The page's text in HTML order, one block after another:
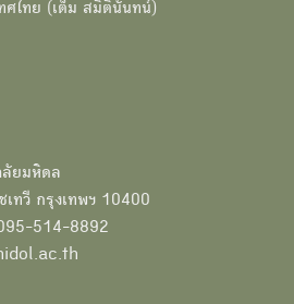
ศไทย (เต็ม สมิตินันทน์)
ลัยมหิดล
ทวี กรุงเทพฯ 10400
514-8892